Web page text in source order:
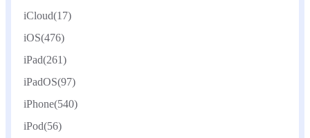
iCloud(17)
iOS(476)
iPad(261)
iPadOS(97)
iPhone(540)
iPod(56)